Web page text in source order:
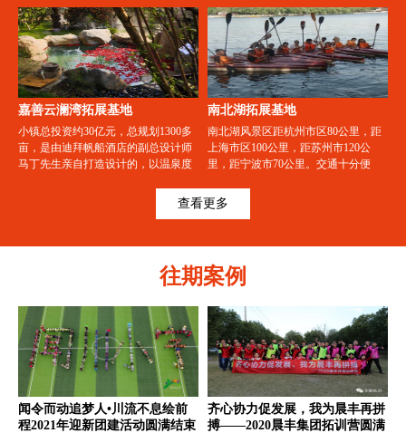
度假、祈福禅修、商务会谈等多重功
能。原有的金刚桧、菩提树、一鉴
泉、四佛石、梅花洲、青莲池、香花
桥、白云丘“梅花洲八景”将原貌重
现，马家浜文化、崧泽文化、良渚文
化遗址也将在此集中展示。
庄。地处浙江省平湖市西郊，跨海大
桥北岸出口处，东临上海，靠近杭州
湾，地理位置优越，交通便捷。
嘉善云澜湾拓展基地
小镇总投资约30亿元，总规划1300多
亩，是由迪拜帆船酒店的副总设计师
马丁先生亲自打造设计的，以温泉度
购、娱”无一不有，集度假旅游、养生
休闲、会议会展等复合功能为一体的
南北湖拓展基地
南北湖风景区距杭州市区80公里，距
上海市区100公里，距苏州市120公
里，距宁波市70公里。交通十分便
的“小西湖” 。场地环境优美，可开展
各种体验式培训项目，如场地项目、
露营、野炊烧烤、军事培训等。南北
湖集拓展培训、生态景观、旅游休
闲、会议休闲于一体的综合性基地。
查看更多
往期案例
闻令而动追梦人•川流不息绘前
程2021年迎新团建活动圆满结束
齐心协力促发展，我为晨丰再拼
搏——2020晨丰集团拓训营圆满